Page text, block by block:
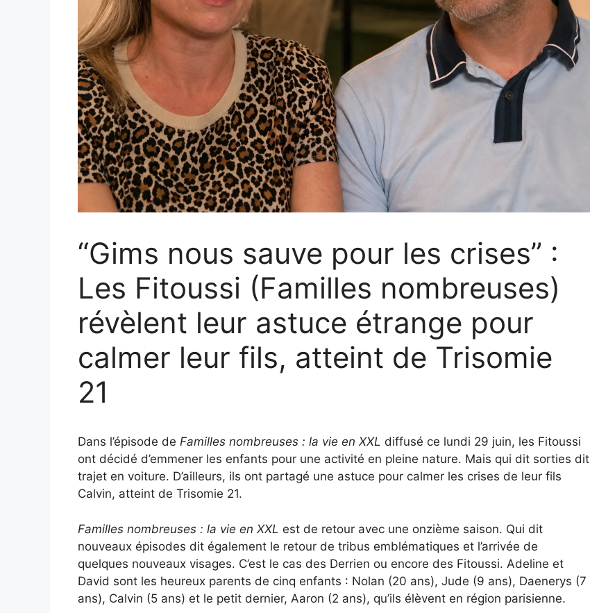
“Gims nous sauve pour les crises” :
Les Fitoussi (Familles nombreuses)
révèlent leur astuce étrange pour
calmer leur fils, atteint de Trisomie
21
Dans l’épisode de Familles nombreuses : la vie en XXL diffusé ce lundi 29 juin, les Fitoussi
ont décidé d’emmener les enfants pour une activité en pleine nature. Mais qui dit sorties dit
trajet en voiture. D’ailleurs, ils ont partagé une astuce pour calmer les crises de leur fils
Calvin, atteint de Trisomie 21.
Familles nombreuses : la vie en XXL est de retour avec une onzième saison. Qui dit
nouveaux épisodes dit également le retour de tribus emblématiques et l’arrivée de
quelques nouveaux visages. C’est le cas des Derrien ou encore des Fitoussi. Adeline et
David sont les heureux parents de cinq enfants : Nolan (20 ans), Jude (9 ans), Daenerys (7
ans), Calvin (5 ans) et le petit dernier, Aaron (2 ans), qu’ils élèvent en région parisienne.